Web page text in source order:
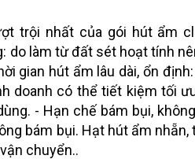
trội nhất của gói hút ẩm
do làm từ đất sét hoạt tính
gian hút ẩm lâu dài, ổn
doanh có thể tiết kiệm tối
- Hạn chế bám bụi,
bám bụi. Hạt hút ẩm
chuyển..